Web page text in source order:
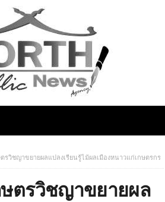
ตรวิชญาขยายผลแปลงเรียนรู้ไม้ผลเมืองหนาวแก่เกษตรกร
ษตรวิชญาขยายผล